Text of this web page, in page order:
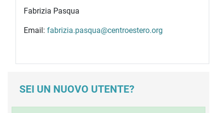
Fabrizia Pasqua
Email: fabrizia.pasqua@centroestero.org
SEI UN NUOVO UTENTE?